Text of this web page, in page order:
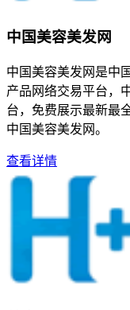
中国美容美发网
中国美容美发网是中
产品网络交易平台，
台，免费展示最新最
中国美容美发网。
查看详情